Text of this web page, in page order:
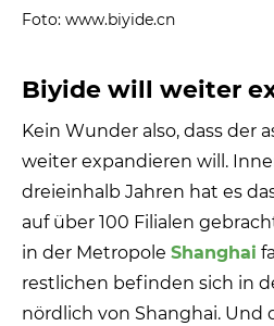
Foto: www.biyide.cn
Biyide will weiter
Kein Wunder also, dass der
weiter expandieren will.
dreieinhalb Jahren hat es
auf über 100 Filialen
in der Metropole Shanghai
restlichen befinden sich in
nördlich von Shanghai. Und